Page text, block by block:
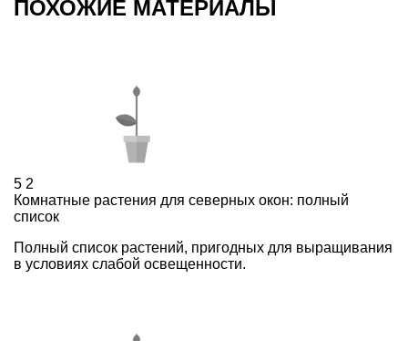
ПОХОЖИЕ МАТЕРИАЛЫ
5 2
Комнатные растения для северных окон: полный
список
Полный список растений, пригодных для выращивания
в условиях слабой освещенности.